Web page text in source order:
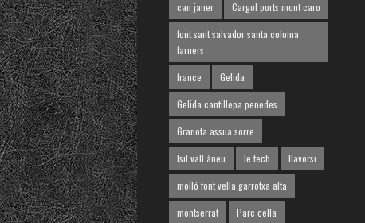
can janer
Cargol ports mont caro
font sant salvador santa coloma
farners
france
Gelida
Gelida cantillepa penedes
Granota assua sorre
Isil vall àneu
le tech
llavorsi
molló font vella garrotxa alta
montserrat
Parc cella